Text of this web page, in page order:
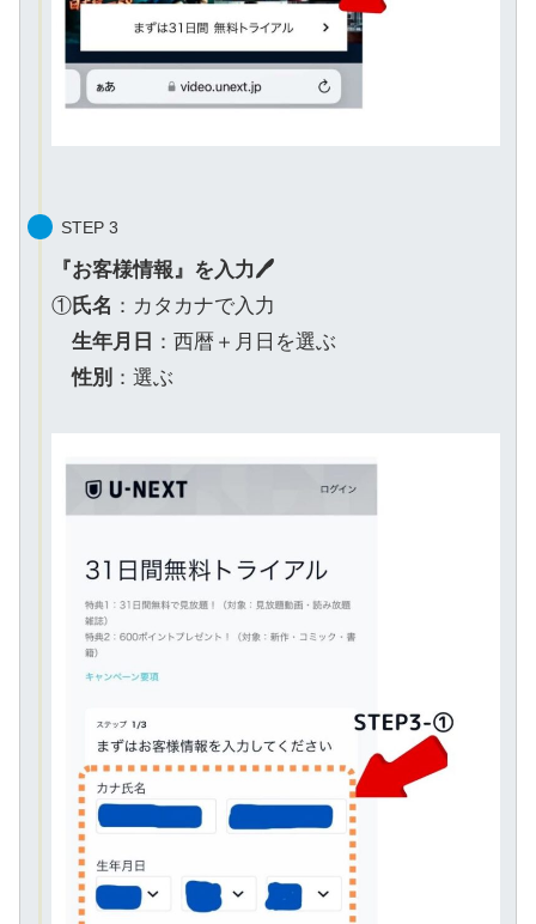
STEP 3
『お客様情報』を入力🖊
①氏名 ：カタカナで入力
生年月日 ：西暦＋月日を選ぶ
性別 ：選ぶ